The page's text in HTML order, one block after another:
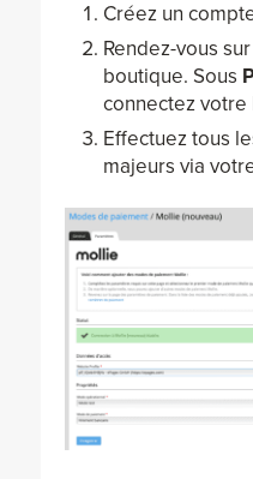
Créez un
Rendez-vous
boutique. Sous
connectez
Effectuez tous
majeurs via